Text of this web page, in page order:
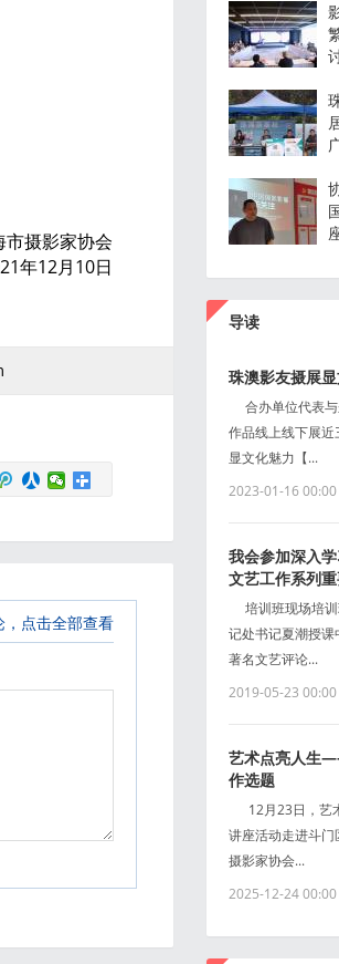
市摄影家协会
年12月10日
导读
珠澳影友摄展
合办单位代表与
作品线上线下展
显文化魅力【...
2023-01-16 00:00
我会参加深入
文艺工作系列
培训班现场培训
记处书记夏潮授课
著名文艺评论...
2019-05-23 00:00
艺术点亮人生
作选题
12月23日，艺
讲座活动走进斗
摄影家协会...
2025-12-24 00:00